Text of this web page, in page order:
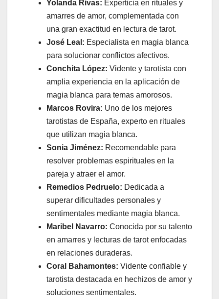
Yolanda Rivas: Experticia en rituales y
amarres de amor, complementada con
una gran exactitud en lectura de tarot.
José Leal: Especialista en magia blanca
para solucionar conflictos afectivos.
Conchita López: Vidente y tarotista con
amplia experiencia en la aplicación de
magia blanca para temas amorosos.
Marcos Rovira: Uno de los mejores
tarotistas de España, experto en rituales
que utilizan magia blanca.
Sonia Jiménez: Recomendable para
resolver problemas espirituales en la
pareja y atraer el amor.
Remedios Pedruelo: Dedicada a
superar dificultades personales y
sentimentales mediante magia blanca.
Maribel Navarro: Conocida por su talento
en amarres y lecturas de tarot enfocadas
en relaciones duraderas.
Coral Bahamontes: Vidente confiable y
tarotista destacada en hechizos de amor y
soluciones sentimentales.